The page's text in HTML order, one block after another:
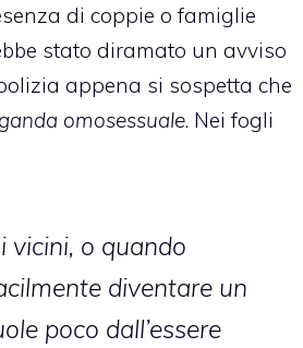
di coppie o famiglie
stato diramato un avviso
appena si sospetta che
omosessuale. Nei fogli
o quando
diventare un
poco dall’essere